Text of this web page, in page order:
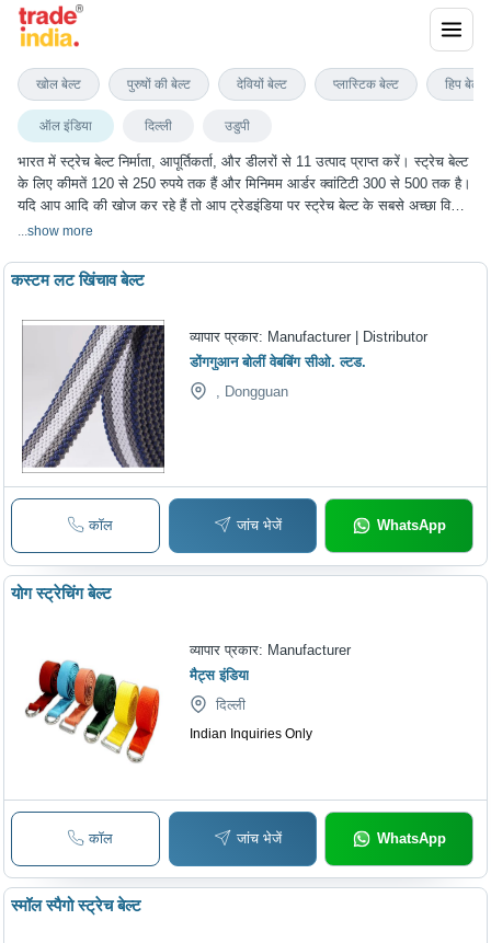
भारत में स्ट्रेच बेल्ट निर्माता, आपूर्तिकर्ता, और डीलरों से 11 उत्पाद प्राप्त करें। स्ट्रेच बेल्ट
के लिए कीमतें 120 से 250 रुपये तक हैं और मिनिमम आर्डर क्वांटिटी 300 से 500 तक है।
यदि आप आदि की खोज कर रहे हैं तो आप ट्रेडइंडिया पर स्ट्रेच बेल्ट के सबसे अच्छा विकल्प
चुन सकते हैं। हम विभिन्न शहरों में स्ट्रेच बेल्ट के विकल्प प्रदान करते हैं, जिनमें दिल्ली,
...show more
ऑल इंडिया दिल्ली उडुपी
कस्टम लट खिंचाव बेल्ट
व्यापार प्रकार: Manufacturer | Distributor
डोंगगुआन बोलीं वेबबिंग सीओ. ल्टड.
, Dongguan
कॉल जांच भेजें WhatsApp
योग स्ट्रेचिंग बेल्ट
व्यापार प्रकार: Manufacturer
मैट्स इंडिया
दिल्ली
Indian Inquiries Only
कॉल जांच भेजें WhatsApp
स्मॉल स्पैगो स्ट्रेच बेल्ट
खोल बेल्ट पुरुषों की बेल्ट देवियों बेल्ट प्लास्टिक बेल्ट हिप बेल्ट